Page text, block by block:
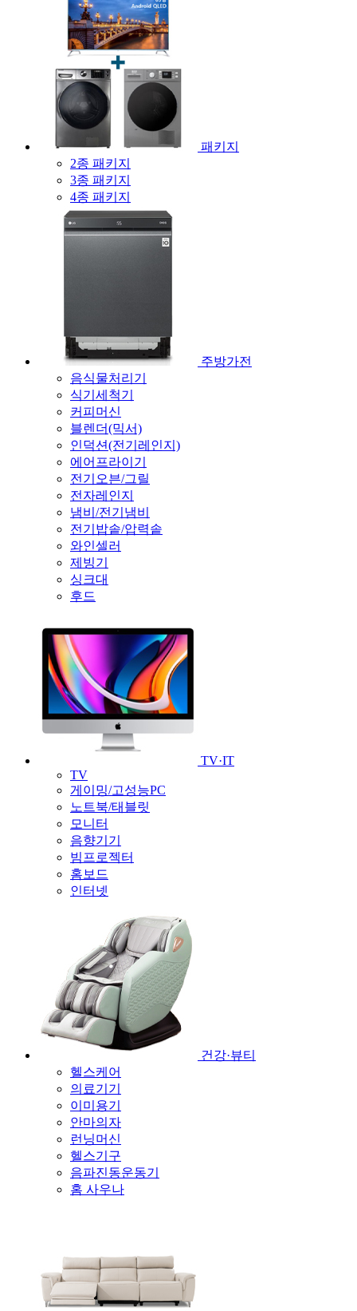
패키지
2종 패키지
3종 패키지
4종 패키지
주방가전
음식물처리기
식기세척기
커피머신
블렌더(믹서)
인덕션(전기레인지)
에어프라이기
전기오븐/그릴
전자레인지
냄비/전기냄비
전기밥솥/압력솥
와인셀러
제빙기
싱크대
후드
TV·IT
TV
게이밍/고성능PC
노트북/태블릿
모니터
음향기기
빔프로젝터
홈보드
인터넷
건강·뷰티
헬스케어
의료기기
이미용기
안마의자
런닝머신
헬스기구
음파진동운동기
홈 사우나